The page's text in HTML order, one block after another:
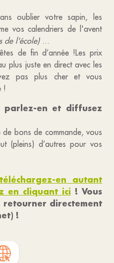
oublier votre sapin, les
vos calendriers de l'avent
de l'école) ...
de fin d’année !Les prix
plus juste en direct avec les
pas plus cher et vous
!
parlez-en et diffusez
de bons de commande, vous
(pleins) d’autres pour vos
téléchargez-en autant
en cliquant ici ! Vous
retourner directement
!